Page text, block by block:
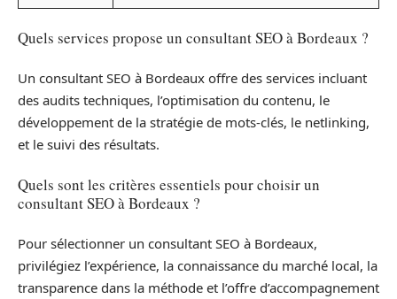
Quels services propose un consultant SEO à Bordeaux ?
Un consultant SEO à Bordeaux offre des services incluant
des audits techniques, l’optimisation du contenu, le
développement de la stratégie de mots-clés, le netlinking,
et le suivi des résultats.
Quels sont les critères essentiels pour choisir un
consultant SEO à Bordeaux ?
Pour sélectionner un consultant SEO à Bordeaux,
privilégiez l’expérience, la connaissance du marché local, la
transparence dans la méthode et l’offre d’accompagnement